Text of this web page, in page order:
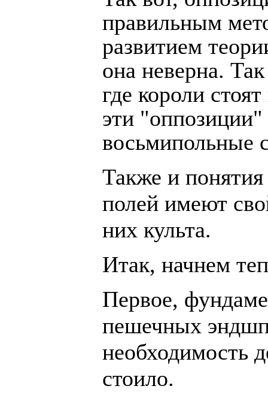
правильным
развитием
она неверна.
где короли
эти
восьмипольные
Также и
полей имеют
них культа.
Итак, начнем
Первое,
пешечных
необходимость
стоило.